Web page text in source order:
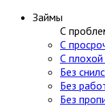
Займы
С
С
С плохой
Без снилс
Без
Без